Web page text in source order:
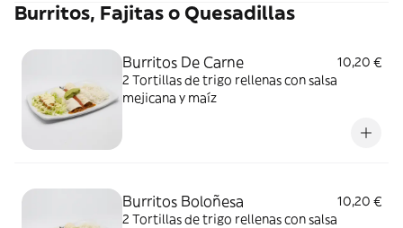
Burritos, Fajitas o Quesadillas
Burritos De Carne
10,20 €
2 Tortillas de trigo rellenas con salsa
mejicana y maíz
Burritos Boloñesa
10,20 €
2 Tortillas de trigo rellenas con salsa